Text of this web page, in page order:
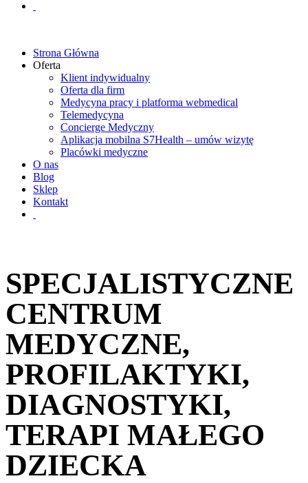
Strona Główna
Oferta
Klient indywidualny
Oferta dla firm
Medycyna pracy i platforma webmedical
Telemedycyna
Concierge Medyczny
Aplikacja mobilna S7Health – umów wizytę
Placówki medyczne
O nas
Blog
Sklep
Kontakt
SPECJALISTYCZNE
CENTRUM
MEDYCZNE,
PROFILAKTYKI,
DIAGNOSTYKI,
TERAPI MAŁEGO
DZIECKA